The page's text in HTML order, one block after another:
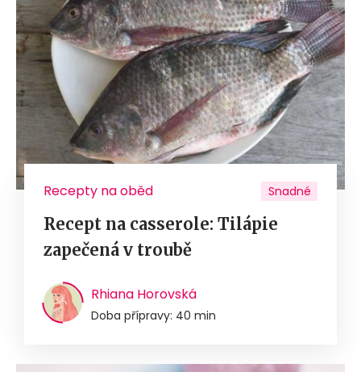
Recepty na oběd Snadné
Recept na casserole: Tilápie
zapečená v troubě
Rhiana Horovská
Doba přípravy: 40 min